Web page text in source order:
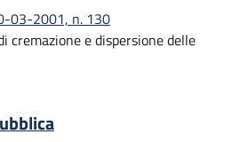
03-2001, n. 130
cremazione e dispersione delle